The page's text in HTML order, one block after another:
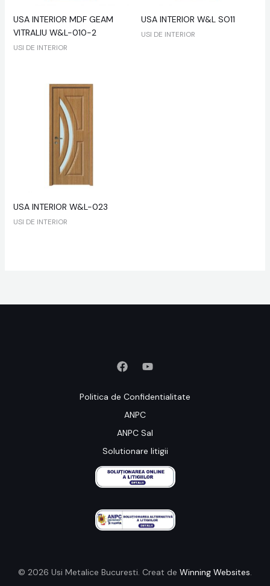
USA INTERIOR MDF GEAM
VITRALIU W&L-010-2
USI DE INTERIOR
USA INTERIOR W&L SO11
USI DE INTERIOR
USA INTERIOR W&L-023
USI DE INTERIOR
Politica de Confidentialitate
ANPC
ANPC Sal
Solutionare litigii
© 2026 Usi Metalice Bucuresti. Creat de Winning Websites.